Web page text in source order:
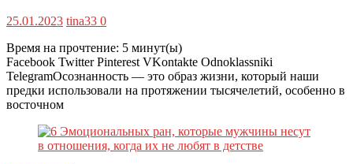
25.01.2023 tina33 0
Время на прочтение: 5 минут(ы)
Facebook Twitter Pinterest VKontakte Odnoklassniki
TelegramОсознанность — это образ жизни, который наши
предки использовали на протяжении тысячелетий, особенно в
восточном